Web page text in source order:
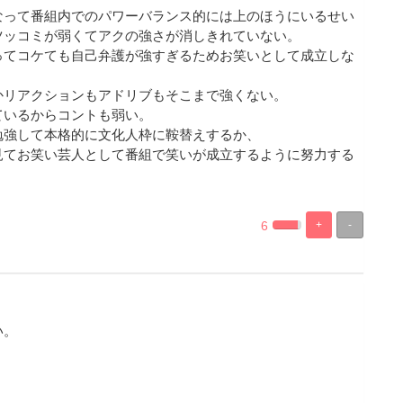
て番組内でのパワーバランス的には上のほうにいるせい
コミが弱くてアクの強さが消しきれていない。
コケても自己弁護が強すぎるためお笑いとして成立しな
アクションもアドリブもそこまで強くない。
るからコントも弱い。
して本格的に文化人枠に鞍替えするか、
お笑い芸人として番組で笑いが成立するように努力する
-
+
% 100%
6